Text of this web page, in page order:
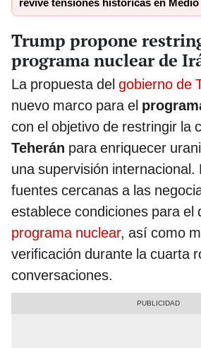
revive tensiones históricas en
Trump propone
programa nuclear de
La propuesta del gobierno de
nuevo marco para el
con el objetivo de restringir la
Teherán para enriquecer
una supervisión internacional.
fuentes cercanas a las
establece condiciones para el
programa nuclear, así como
verificación durante la cuarta
conversaciones.